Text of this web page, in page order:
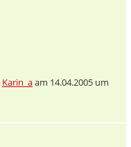
Karin_aam 14.04.2005 um